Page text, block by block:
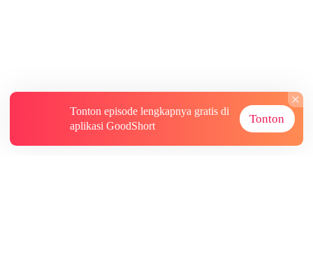
Tonton episode lengkapnya gratis di
aplikasi GoodShort
Tonton